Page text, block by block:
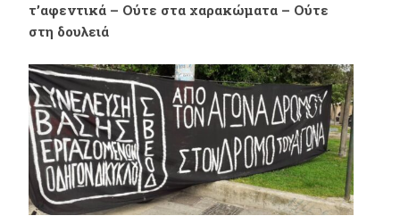
τ’αφεντικά – Ούτε στα χαρακώματα – Ούτε
στη δουλειά